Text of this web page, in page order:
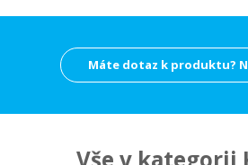
Máte dotaz k produktu?